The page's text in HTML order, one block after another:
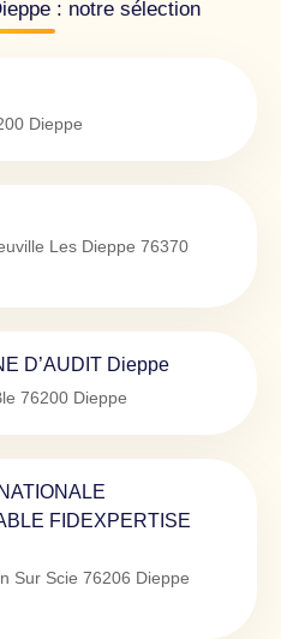
: notre sélection
Dieppe
Les Dieppe 76370
D’AUDIT Dieppe
76200 Dieppe
FIDEXPERTISE
Sur Scie 76206 Dieppe